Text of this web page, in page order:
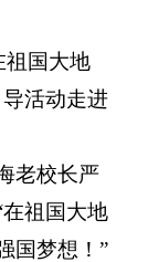
祖国大地
导活动走进
老校长严
祖国大地
国梦想！”